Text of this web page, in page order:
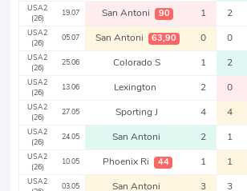
USA2
(26)
19.07 San Antoni 90 1 2
USA2
(26)
05.07 San Antoni 63,90 0 0
USA2
(26)
25.06 Colorado S 1 2
USA2
(26)
13.06 Lexington 2 0
USA2
(26)
27.05 Sporting J 4 4
USA2
(26)
24.05 San Antoni 2 1
USA2
(26)
10.05 Phoenix Ri 44 1 1
USA2
03.05 San Antoni 3 3